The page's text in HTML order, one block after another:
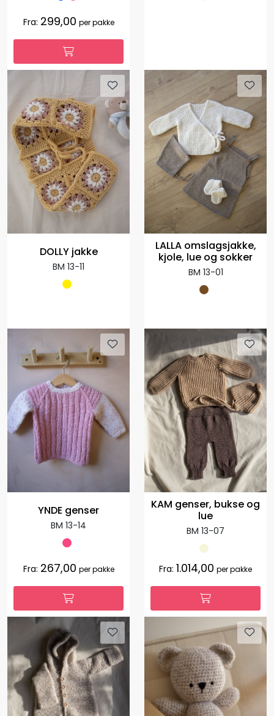
Fra: 299,00 per pakke
DOLLY jakke
BM 13-11
LALLA omslagsjakke,
kjole, lue og sokker
BM 13-01
YNDE genser
BM 13-14
Fra: 267,00 per pakke
KAM genser, bukse og
lue
BM 13-07
Fra: 1.014,00 per pakke